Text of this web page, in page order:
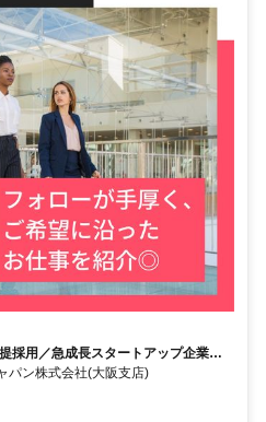
採用／急成長スタートアップ企業／
パン株式会社(大阪支店)